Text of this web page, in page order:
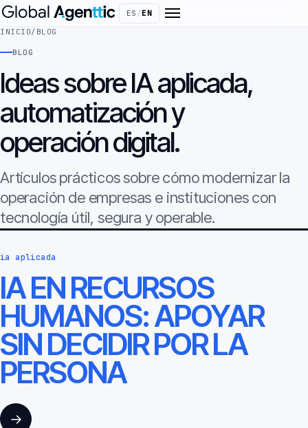
ES /EN
INICIO/ BLOG
BLOG
Ideas sobre IA aplicada,
automatización y
operación digital.
Artículos prácticos sobre cómo modernizar la
operación de empresas e instituciones con
tecnología útil, segura y operable.
ia aplicada
IA EN RECURSOS
HUMANOS: APOYAR
SIN DECIDIR POR LA
PERSONA
→